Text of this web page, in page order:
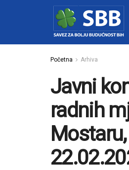
Početna Arhiva
Javni
radnih